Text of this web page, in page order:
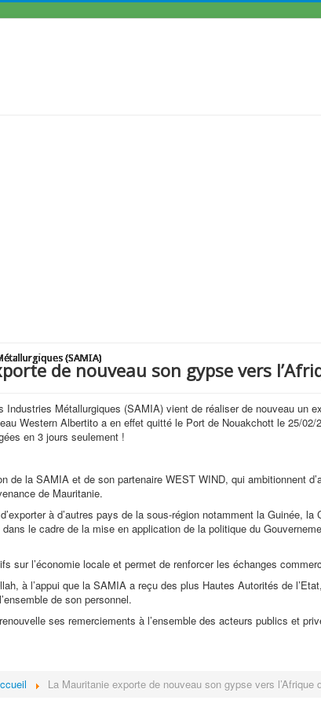
(SAMIA)
(SAMIA)
(SAMIA)
(SAMIA)
(SAMIA)
(SAMIA)
(SAMIA)
(SAMIA)
(SAMIA)
de nouveau son gypse vers
Industries Métallurgiques (SAMIA) vient de réaliser de nouveau un
Western Albertito a en effet quitté le Port de Nouakchott le 25/
en 3 jours seulement !
de la SAMIA et de son partenaire WEST WIND, qui ambitionnent
de Mauritanie.
à d’autres pays de la sous-région notamment la Guinée, la
le cadre de la mise en application de la politique du
sur l’économie locale et permet de renforcer les échanges
à l’appui que la SAMIA a reçu des plus Hautes Autorités de
de son personnel.
ses remerciements à l’ensemble des acteurs publics et
La Mauritanie exporte de nouveau son gypse vers l’Afrique